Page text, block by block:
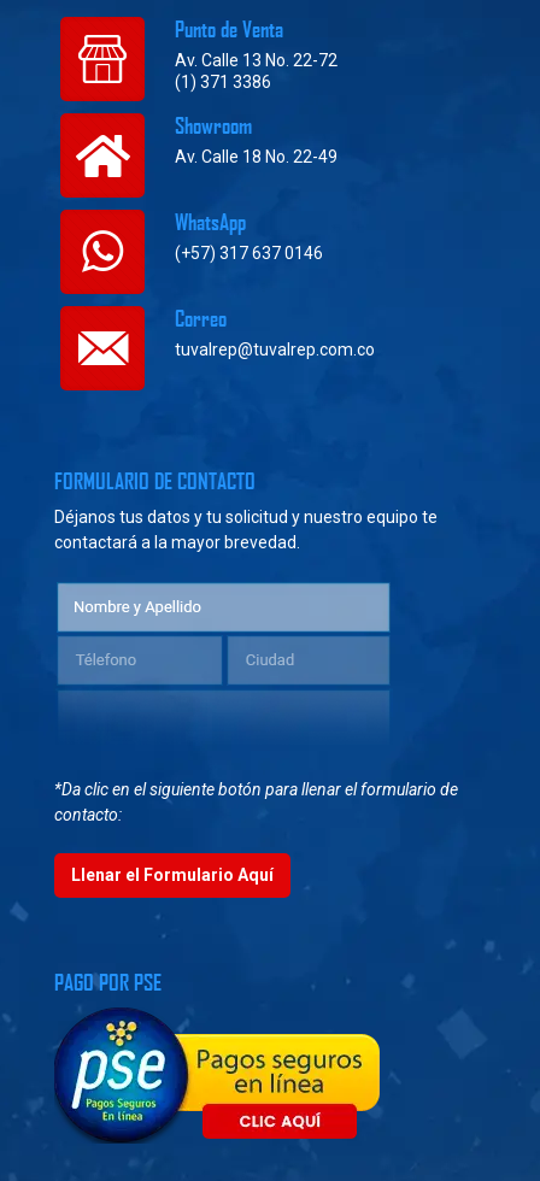
Punto de Venta
Av. Calle 13 No. 22-72
(1) 371 3386
Showroom
Av. Calle 18 No. 22-49
WhatsApp
(+57) 317 637 0146
Correo
tuvalrep@tuvalrep.com.co
FORMULARIO DE CONTACTO
Déjanos tus datos y tu solicitud y nuestro equipo te
contactará a la mayor brevedad.
*Da clic en el siguiente botón para llenar el formulario de
contacto:
Llenar el Formulario Aquí
PAGO POR PSE